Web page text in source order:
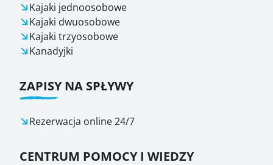
Kajaki jednoosobowe
Kajaki dwuosobowe
Kajaki trzyosobowe
Kanadyjki
ZAPISY NA SPŁYWY
Rezerwacja online 24/7
CENTRUM POMOCY I WIEDZY